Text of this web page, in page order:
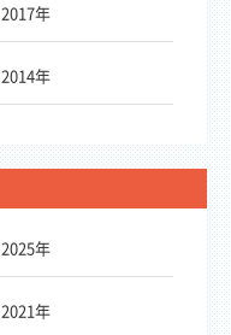
2017年
2014年
2025年
2021年